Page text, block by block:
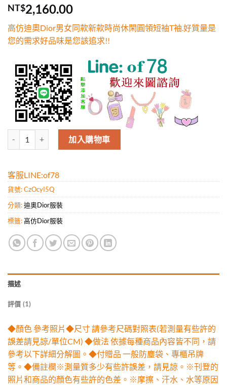
評分5.00 /
5，已有
1
位
分
NT$2,160.00
高仿迪奧Dior男女同款新款時尚休閑圓領短袖T袖.好質量是
您的需求好品味是您該追求!!
高仿迪奧Dior男女同款新款時尚休閑圓領短袖T袖.好質量是您的需求
加入購物車
客服LINE:of78
貨號:CzOcyI5Q
分類:迪奧Dior服裝
標籤:高仿Dior服裝
描述
評價 (1)
◆顏色 參考照片◆尺寸 請參考尺碼對照表(若測量有些許的
誤差請見諒/單位CM) ◆做法 依據每種商品內容皆不同，請
參考以下詳細分解圖。◆付贈品 一般防塵袋、專櫃吊牌
等。◆備註欄※測量質多少有些許誤差，請見諒。※刊登的
照片和商品的顏色有些許的色差。※摩擦、汗水、水等原因